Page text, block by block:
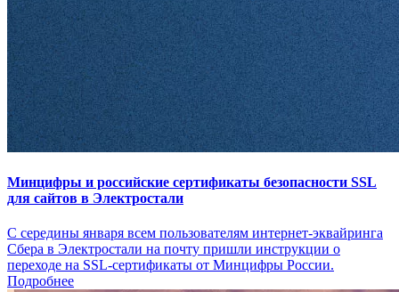
Минцифры и российские сертификаты безопасности SSL
для сайтов в Электростали
С середины января всем пользователям интернет-эквайринга
Сбера в Электростали на почту пришли инструкции о
переходе на SSL-сертификаты от Минцифры России.
Подробнее